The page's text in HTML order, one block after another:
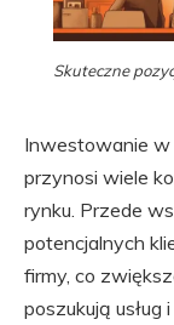
Skuteczne
Inwestowanie w
przynosi wiele
rynku. Przede
potencjalnych
firmy, co
poszukują